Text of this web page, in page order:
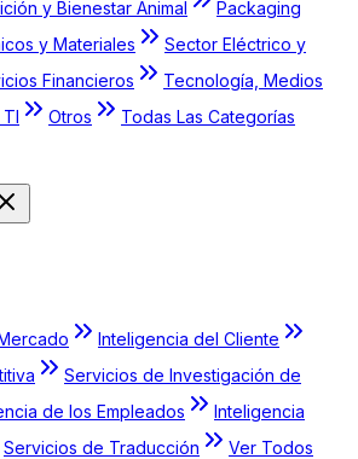
y Bienestar Animal
Packaging
y Materiales
Sector Eléctrico y
Financieros
Tecnología, Medios
Otros Todas Las Categorías
Inteligencia del Cliente
Servicios de Investigación de
de los Empleados
Inteligencia
Servicios de Traducción
Ver Todos